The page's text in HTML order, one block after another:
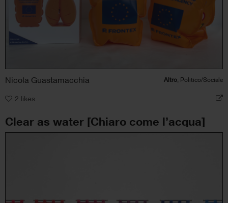
Nicola Guastamacchia Altro , Politico/Sociale
2 likes
Clear as water [Chiaro come l’acqua]